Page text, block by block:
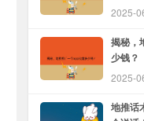
2025-
揭秘，
少钱？
2025-
地推话